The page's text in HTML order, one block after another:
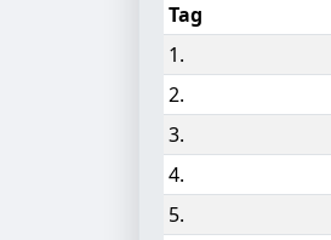
Tag
1.
2.
3.
4.
5.